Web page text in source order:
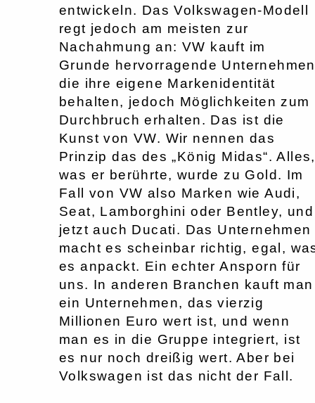
entwickeln. Das Volkswagen-Modell
regt jedoch am meisten zur
Nachahmung an: VW kauft im
Grunde hervorragende
die ihre eigene Markenidentität
behalten, jedoch Möglichkeiten zum
Durchbruch erhalten. Das ist die
Kunst von VW. Wir nennen das
Prinzip das des „König Midas“. Alles,
was er berührte, wurde zu Gold. Im
Fall von VW also Marken wie Audi,
Seat, Lamborghini oder Bentley, und
jetzt auch Ducati. Das Unternehmen
macht es scheinbar richtig, egal,
es anpackt. Ein echter Ansporn für
uns. In anderen Branchen kauft man
ein Unternehmen, das vierzig
Millionen Euro wert ist, und wenn
man es in die Gruppe integriert, ist
es nur noch dreißig wert. Aber bei
Volkswagen ist das nicht der Fall.